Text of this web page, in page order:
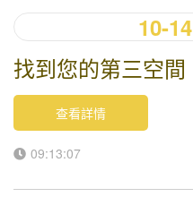
10-14
找到您的第三空間
查看詳情
09:13:07